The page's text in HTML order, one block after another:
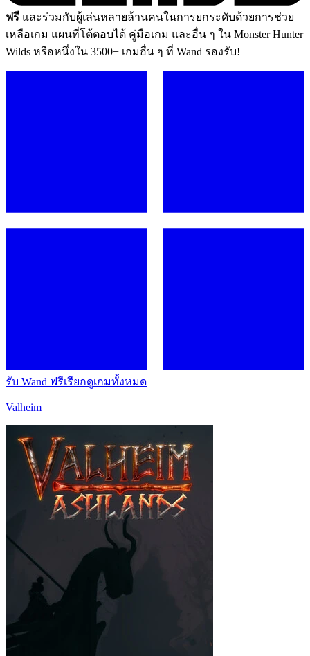
ฟรี และร่วมกับผู้เล่นหลายล้านคนในการยกระดับด้วยการช่วย
เหลือเกม แผนที่โต้ตอบได้ คู่มือเกม และอื่น ๆ ใน Monster Hunter
Wilds หรือหนึ่งใน 3500+ เกมอื่น ๆ ที่ Wand รองรับ!
รับ Wand ฟรีเรียกดูเกมทั้งหมด
Valheim